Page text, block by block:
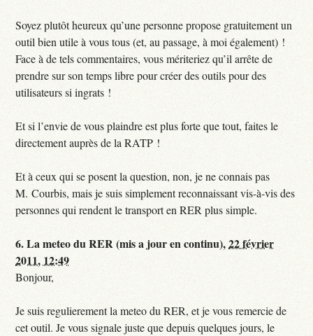
Soyez plutôt heureux qu’une personne propose gratuitement un
outil bien utile à vous tous (et, au passage, à moi également) !
Face à de tels commentaires, vous mériteriez qu’il arrête de
prendre sur son temps libre pour créer des outils pour des
utilisateurs si ingrats !
Et si l’envie de vous plaindre est plus forte que tout, faites le
directement auprès de la RATP !
Et à ceux qui se posent la question, non, je ne connais pas
M. Courbis, mais je suis simplement reconnaissant vis-à-vis des
personnes qui rendent le transport en RER plus simple.
6.La meteo du RER (mis a jour en continu),22 février
2011, 12:49
Bonjour,
Je suis regulierement la meteo du RER, et je vous remercie de
cet outil. Je vous signale juste que depuis quelques jours, le